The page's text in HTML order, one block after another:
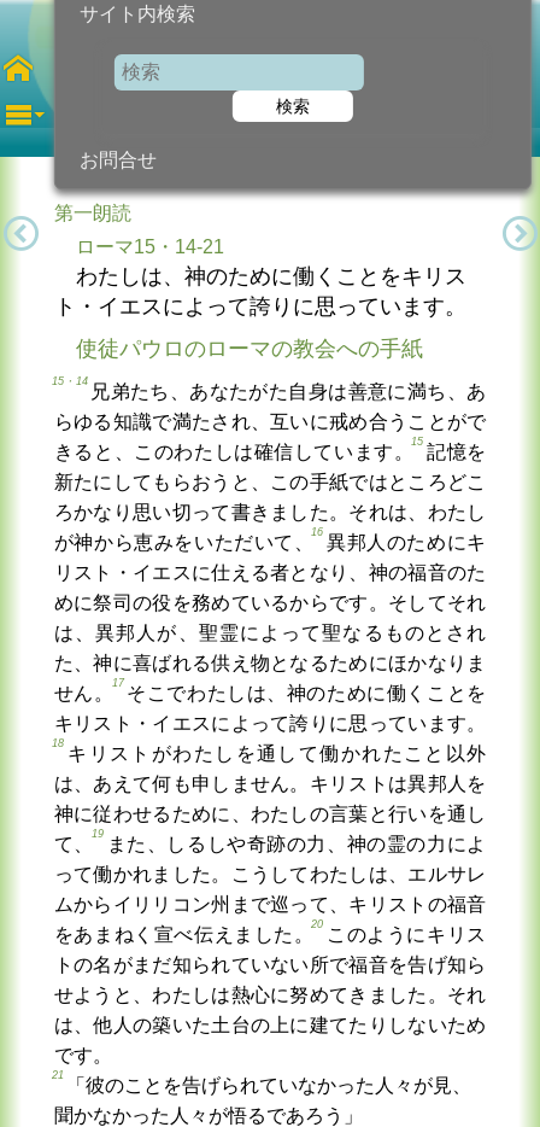
サイト内検索
検索
お問合せ
第31金曜日年間
第一朗読
ローマ15・14-21
わたしは、神のために働くことをキリス
ト・イエスによって誇りに思っています。
使徒パウロのローマの教会への手紙
15・14
兄弟たち、あなたがた自身は善意に満ち、あ
らゆる知識で満たされ、互いに戒め合うことがで
きると、このわたしは確信しています。
15
記憶を
新たにしてもらおうと、この手紙ではところどこ
ろかなり思い切って書きました。それは、わたし
が神から恵みをいただいて、
16
異邦人のためにキ
リスト・イエスに仕える者となり、神の福音のた
めに祭司の役を務めているからです。そしてそれ
は、異邦人が、聖霊によって聖なるものとされ
た、神に喜ばれる供え物となるためにほかなりま
せん。
17
そこでわたしは、神のために働くことを
キリスト・イエスによって誇りに思っています。
18
キリストがわたしを通して働かれたこと以外
は、あえて何も申しません。キリストは異邦人を
神に従わせるために、わたしの言葉と行いを通し
て、
19
また、しるしや奇跡の力、神の霊の力によ
って働かれました。こうしてわたしは、エルサレ
ムからイリリコン州まで巡って、キリストの福音
をあまねく宣べ伝えました。
20
このようにキリス
トの名がまだ知られていない所で福音を告げ知ら
せようと、わたしは熱心に努めてきました。それ
は、他人の築いた土台の上に建てたりしないため
です。
21
「彼のことを告げられていなかった人々が見、
聞かなかった人々が悟るであろう」